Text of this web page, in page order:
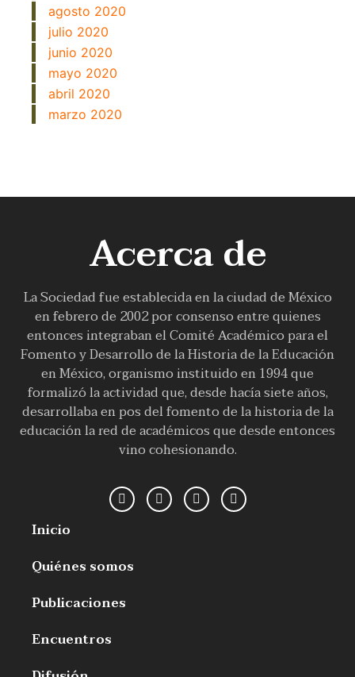
agosto 2020
julio 2020
junio 2020
mayo 2020
abril 2020
marzo 2020
Acerca de
La Sociedad fue establecida en la ciudad de México
en febrero de 2002 por consenso entre quienes
entonces integraban el Comité Académico para el
Fomento y Desarrollo de la Historia de la Educación
en México, organismo instituido en 1994 que
formalizó la actividad que, desde hacía siete años,
desarrollaba en pos del fomento de la historia de la
educación la red de académicos que desde entonces
vino cohesionando.
Inicio
Quiénes somos
Publicaciones
Encuentros